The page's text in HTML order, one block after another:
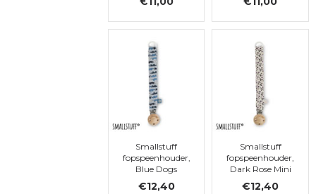
Smallstuff
fopspeenhouder,
Blue Dogs
€12,40
Smallstuff
fopspeenhouder,
Dark Rose Mini
Flowers
€12,40